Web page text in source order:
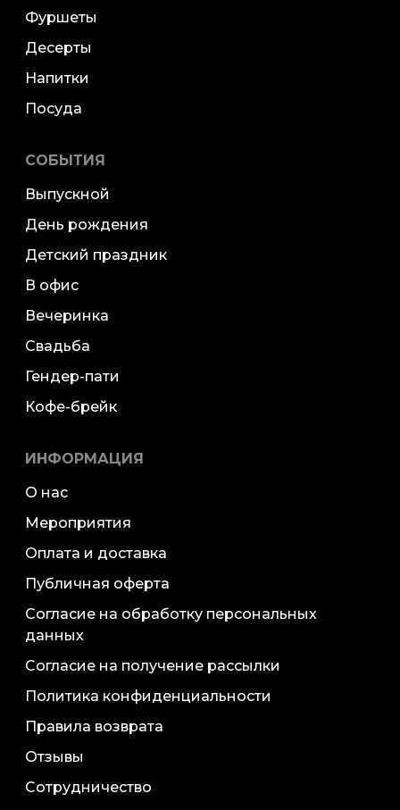
Фуршеты
Десерты
Напитки
Посуда
СОБЫТИЯ
Выпускной
День рождения
Детский праздник
В офис
Вечеринка
Свадьба
Гендер-пати
Кофе-брейк
ИНФОРМАЦИЯ
О нас
Мероприятия
Оплата и доставка
Публичная оферта
Согласие на обработку персональных
данных
Согласие на получение рассылки
Политика конфиденциальности
Правила возврата
Отзывы
Сотрудничество